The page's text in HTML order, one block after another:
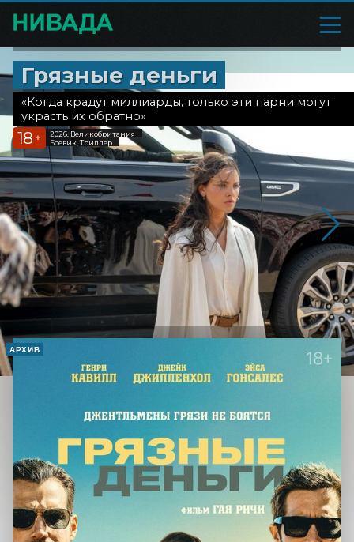
Грязные деньги
«Когда крадут миллиарды, только эти парни могут
украсть их обратно»
18 +
2026, Великобритания
Боевик, Триллер
АРХИВ